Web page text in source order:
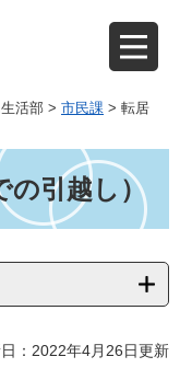
活部 > 市民課 > 転居
引越し）
：2022年4月26日更新